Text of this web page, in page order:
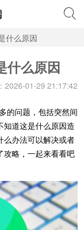
什么原因
什么原因
2026-01-29 21:17:42
的问题，包括突然间
知道这是什么原因造
么办法可以解决或者
攻略，一起来看看吧